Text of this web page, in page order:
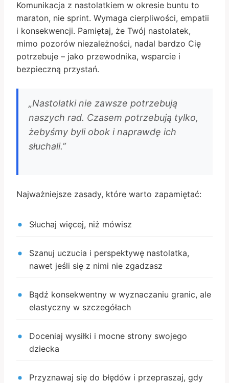
Komunikacja z nastolatkiem w okresie buntu to
maraton, nie sprint. Wymaga cierpliwości, empatii
i konsekwencji. Pamiętaj, że Twój nastolatek,
mimo pozorów niezależności, nadal bardzo Cię
potrzebuje – jako przewodnika, wsparcie i
bezpieczną przystań.
„Nastolatki nie zawsze potrzebują
naszych rad. Czasem potrzebują tylko,
żebyśmy byli obok i naprawdę ich
słuchali.”
Najważniejsze zasady, które warto zapamiętać:
Słuchaj więcej, niż mówisz
Szanuj uczucia i perspektywę nastolatka,
nawet jeśli się z nimi nie zgadzasz
Bądź konsekwentny w wyznaczaniu granic, ale
elastyczny w szczegółach
Doceniaj wysiłki i mocne strony swojego
dziecka
Przyznawaj się do błędów i przepraszaj, gdy